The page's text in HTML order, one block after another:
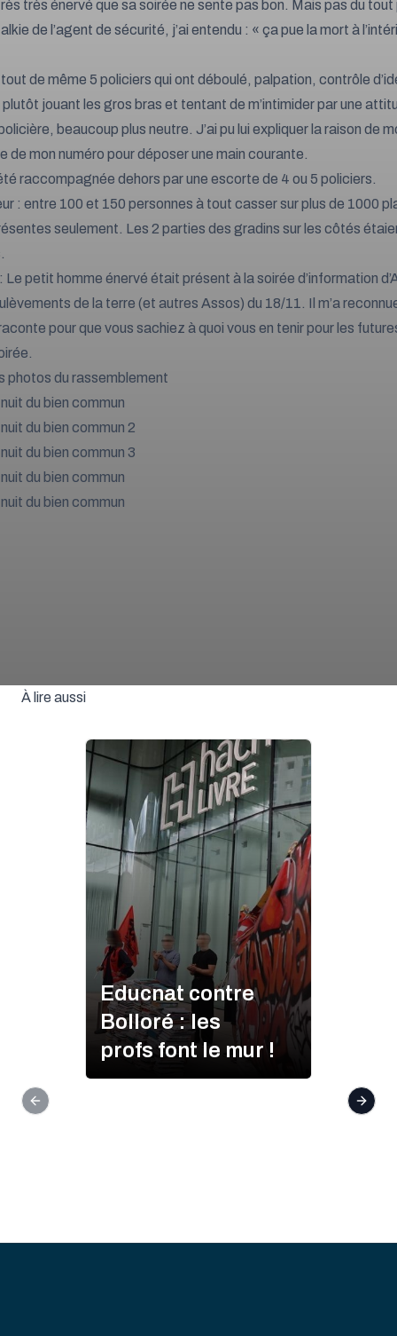
très énervé que sa soirée ne sente pas bon. Mais pas du tout
de l’agent de sécurité, j’ai entendu : « ça pue la mort à
de même 5 policiers qui ont déboulé, palpation, contrôle
jouant les gros bras et tentant de m’intimider par une
beaucoup plus neutre. J’ai pu lui expliquer la raison de
de mon numéro pour déposer une main courante.
raccompagnée dehors par une escorte de 4 ou 5 policiers.
: entre 100 et 150 personnes à tout casser sur plus de 1000
seulement. Les 2 parties des gradins sur les côtés
Le petit homme énervé était présent à la soirée d’information
de la terre (et autres Assos) du 18/11. Il m’a
pour que vous sachiez à quoi vous en tenir pour les
photos du rassemblement
À lire aussi
Educnat contre
Bolloré : les
profs font le mur !
Previous slide Next